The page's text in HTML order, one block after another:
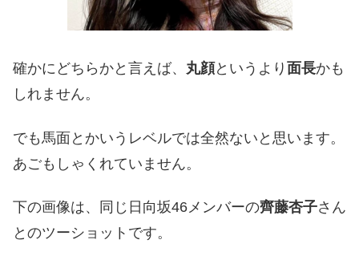
確かにどちらかと言えば、 丸顔というより 面長かも
しれません。
でも馬面とかいうレベルでは全然ないと思います。
あごもしゃくれていません。
下の画像は、同じ日向坂46メンバーの齊藤杏子さん
とのツーショットです。